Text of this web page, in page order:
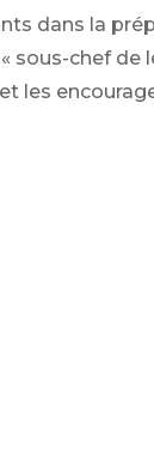
dans la
sous-chef de
les